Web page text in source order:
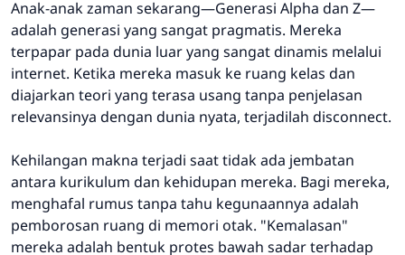
Anak-anak zaman sekarang—Generasi Alpha dan Z—
adalah generasi yang sangat pragmatis. Mereka
terpapar pada dunia luar yang sangat dinamis melalui
internet. Ketika mereka masuk ke ruang kelas dan
diajarkan teori yang terasa usang tanpa penjelasan
relevansinya dengan dunia nyata, terjadilah disconnect.
Kehilangan makna terjadi saat tidak ada jembatan
antara kurikulum dan kehidupan mereka. Bagi mereka,
menghafal rumus tanpa tahu kegunaannya adalah
pemborosan ruang di memori otak. "Kemalasan"
mereka adalah bentuk protes bawah sadar terhadap